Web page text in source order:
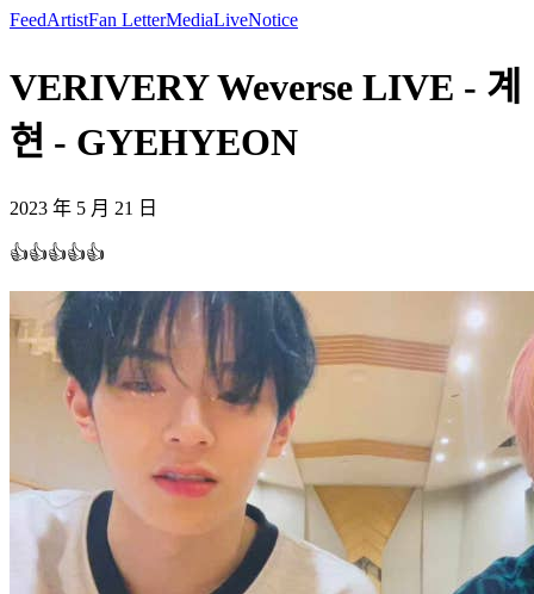
FeedArtistFan LetterMediaLiveNotice
VERIVERY Weverse LIVE - 계
현 - GYEHYEON
2023 年 5 月 21 日
👍👍👍👍👍